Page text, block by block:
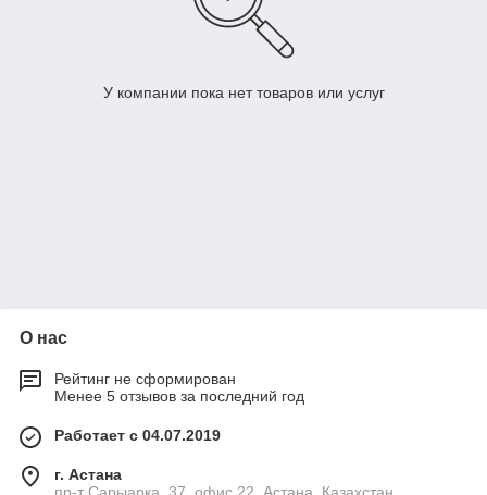
У компании пока нет товаров или услуг
О нас
Рейтинг не сформирован
Менее 5 отзывов за последний год
Работает с 04.07.2019
г. Астана